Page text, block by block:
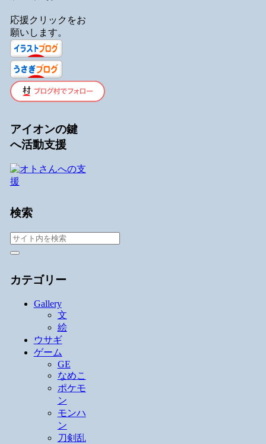
応援クリックをお
願いします。
アイオンの鍵
へ活動支援
検索
カテゴリー
Gallery
文
絵
ウサギ
ゲーム
GE
なめこ
ポケモ
ン
モンハ
ン
刀剣乱